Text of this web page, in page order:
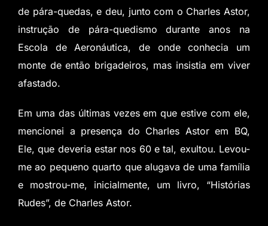
de pára-quedas, e deu, junto com o Charles Astor,
instrução de pára-quedismo durante anos na
Escola de Aeronáutica, de onde conhecia um
monte de então brigadeiros, mas insistia em viver
afastado.
Em uma das últimas vezes em que estive com ele,
mencionei a presença do Charles Astor em BQ,
Ele, que deveria estar nos 60 e tal, exultou. Levou-
me ao pequeno quarto que alugava de uma família
e mostrou-me, inicialmente, um livro, “Histórias
Rudes”, de Charles Astor.